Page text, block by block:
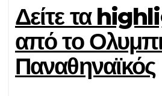
Δείτε τα
από το
Παναθηναϊκός